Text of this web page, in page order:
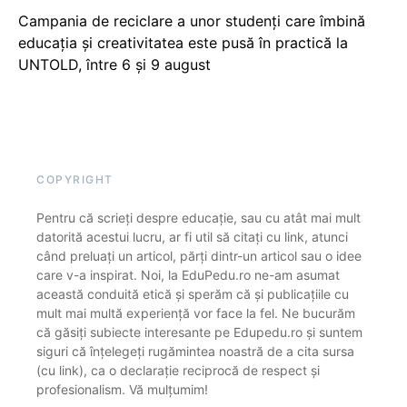
Campania de reciclare a unor studenți care îmbină
educația și creativitatea este pusă în practică la
UNTOLD, între 6 și 9 august
COPYRIGHT
Pentru că scrieți despre educație, sau cu atât mai mult
datorită acestui lucru, ar fi util să citați cu link, atunci
când preluați un articol, părți dintr-un articol sau o idee
care v-a inspirat. Noi, la EduPedu.ro ne-am asumat
această conduită etică și sperăm că și publicațiile cu
mult mai multă experiență vor face la fel. Ne bucurăm
că găsiți subiecte interesante pe Edupedu.ro și suntem
siguri că înțelegeți rugămintea noastră de a cita sursa
(cu link), ca o declarație reciprocă de respect și
profesionalism. Vă mulțumim!